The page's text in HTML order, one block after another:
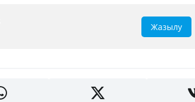
Жазылу